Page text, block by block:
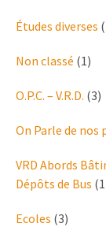
Études diverses
Non classé (1)
O.P.C. – V.R.D. (3)
On Parle de nos
VRD Abords
Dépôts de Bus
Ecoles (3)